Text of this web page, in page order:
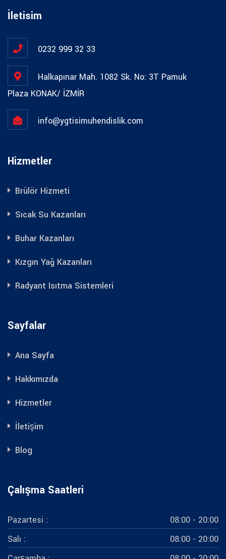
İletisim
0232 999 32 33
Halkapınar Mah. 1082 Sk. No: 3T Pamuk
Plaza KONAK/ İZMİR
info@ygtisimuhendislik.com
Hizmetler
Brülör Hizmeti
Sıcak Su Kazanları
Buhar Kazanları
Kızgın Yağ Kazanları
Radyant Isıtma Sistemleri
Sayfalar
Ana Sayfa
Hakkımızda
Hizmetler
İletişim
Blog
Çalışma Saatleri
Pazartesi :
08:00 - 20:00
Salı :
08:00 - 20:00